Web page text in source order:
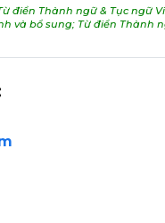
điển Thành ngữ & Tục ngữ
và bổ sung; Từ điển Thành